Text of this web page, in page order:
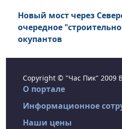
Новый мост через
очередное
окупантов
Copyright © "Час Пик" 2009
О портале
Информационное
Наши цены